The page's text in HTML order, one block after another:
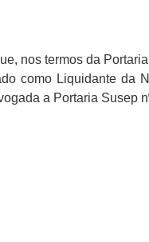
nos termos da
como Liquidante da
a Portaria Susep